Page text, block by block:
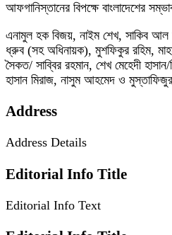
আফগানিস্তানের বিপক্ষে বাংলাদেশের
এনামুল হক বিজয়, নাইম শেখ, সাকিব
ধ্রুব (সহ অধিনায়ক), মুশফিকুর রহিম,
সৈকত/ সাব্বির রহমান, শেখ মেহেদী
হাসান মিরাজ, নাসুম আহমেদ ও
Address
Address Details
Editorial Info Title
Editorial Info Text